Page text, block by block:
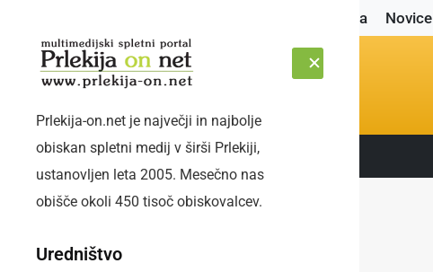
Naslovnica Novice
PETEK, 7. AVGUST 2026 Sledite nam:
Prlekija-on.net je največji in najbolje
obiskan spletni medij v širši Prlekiji,
ustanovljen leta 2005. Mesečno nas
obišče okoli 450 tisoč obiskovalcev.
Uredništvo